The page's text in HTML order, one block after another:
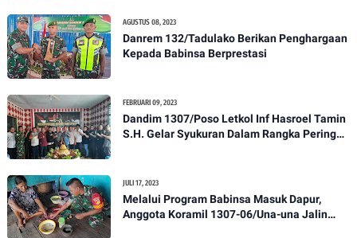
AGUSTUS 08, 2023
Danrem 132/Tadulako Berikan Penghargaan
Kepada Babinsa Berprestasi
FEBRUARI 09, 2023
Dandim 1307/Poso Letkol Inf Hasroel Tamin
S.H. Gelar Syukuran Dalam Rangka Peringati
JULI 17, 2023
Melalui Program Babinsa Masuk Dapur,
Anggota Koramil 1307-06/Una-una Jalin